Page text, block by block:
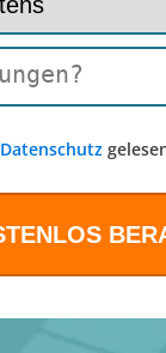
Datenschutz